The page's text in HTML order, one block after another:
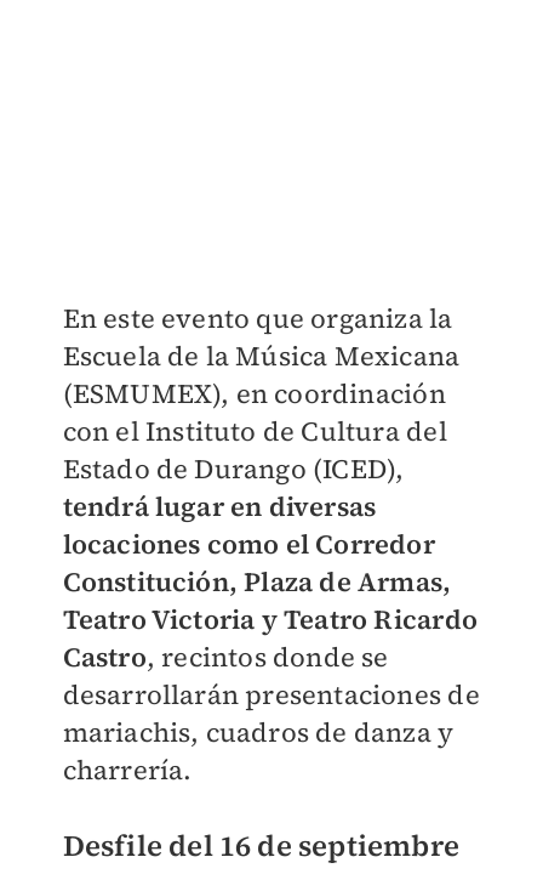
En este evento que organiza la
Escuela de la Música Mexicana
(ESMUMEX), en coordinación
con el Instituto de Cultura del
Estado de Durango (ICED),
tendrá lugar en diversas
locaciones como el Corredor
Constitución, Plaza de Armas,
Teatro Victoria y Teatro Ricardo
Castro, recintos donde se
desarrollarán presentaciones de
mariachis, cuadros de danza y
charrería.
Desfile del 16 de septiembre